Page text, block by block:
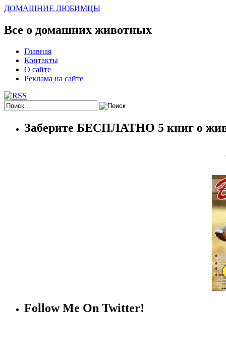
ДОМАШНИЕ ЛЮБИМЦЫ
Все о домашних животных
Главная
Контакты
О сайте
Реклама на сайте
Заберите БЕСПЛАТНО 5 книг о
Follow Me On Twitter!